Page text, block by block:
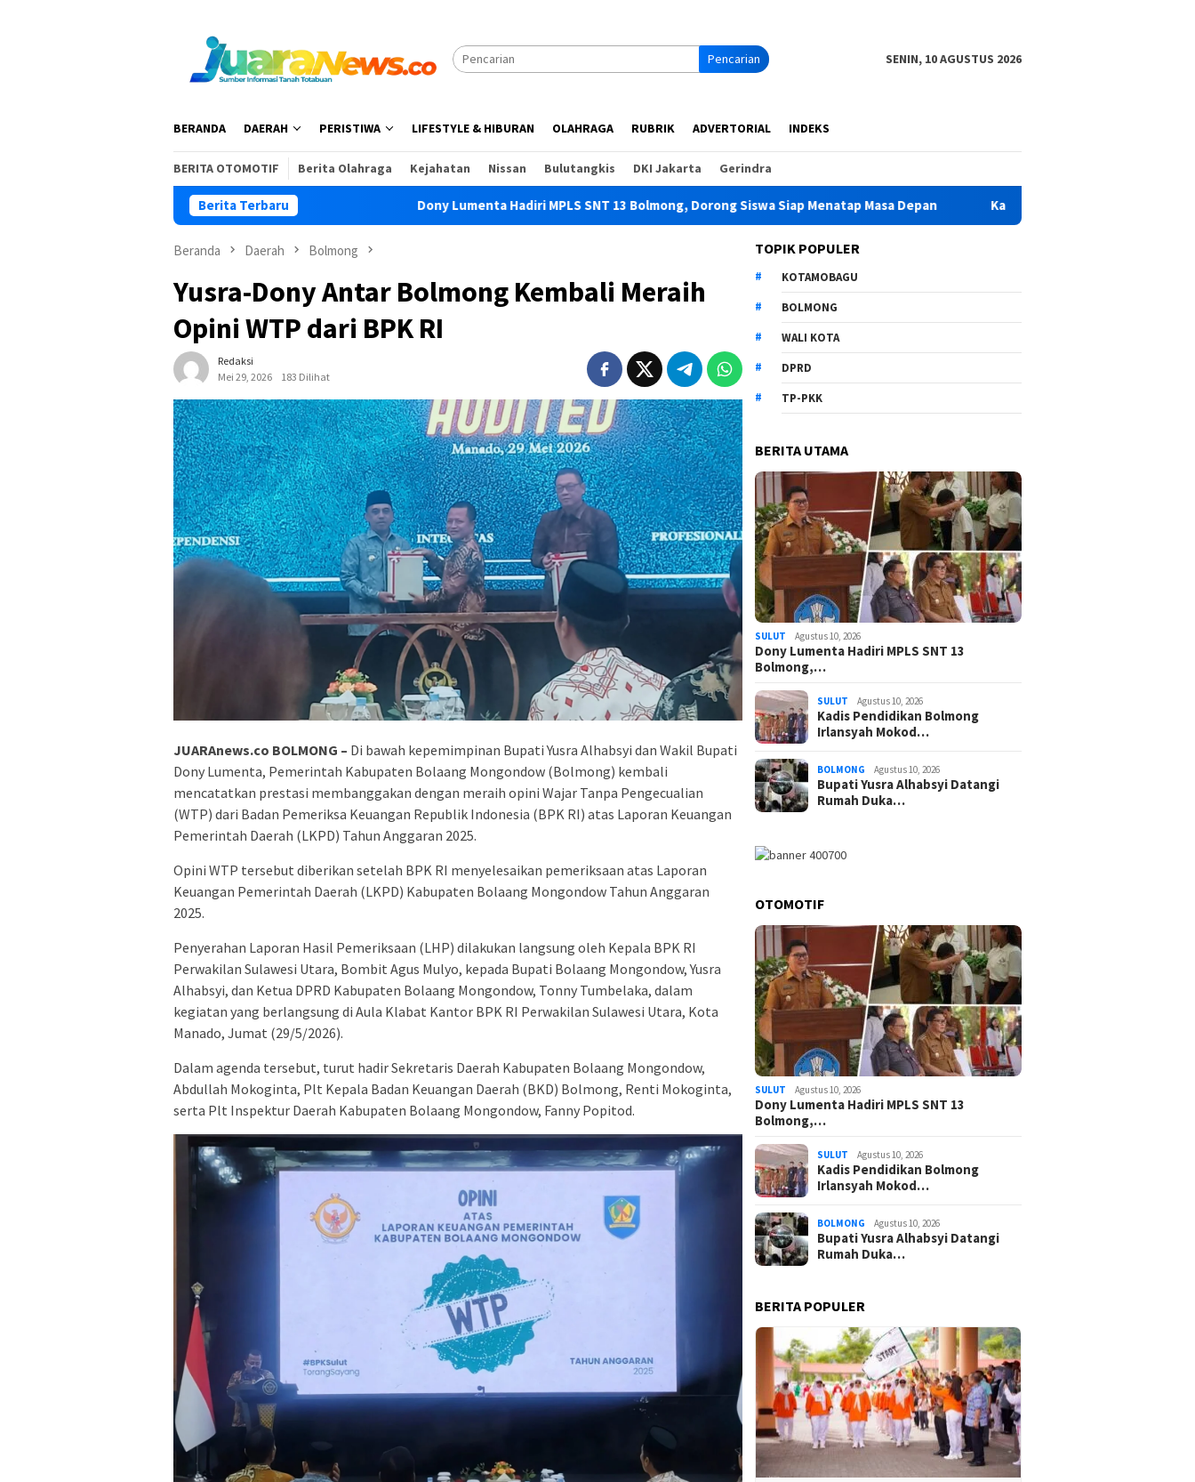
Pencarian SENIN, 10 AGUSTUS 2026
BERANDA DAERAH PERISTIWA LIFESTYLE & HIBURAN OLAHRAGA RUBRIK ADVERTORIAL INDEKS
BERITA OTOMOTIF Berita Olahraga Kejahatan Nissan Bulutangkis DKI Jakarta Gerindra
Berita TerbaruDony Lumenta Hadiri MPLS SNT 13 Bolmong, Dorong Siswa Siap Menatap Masa Depan Kadis Pendidikan Bolmong Irlansyah Mokodompit Hadiri
Beranda Daerah Bolmong
Yusra-Dony Antar Bolmong Kembali Meraih
Opini WTP dari BPK RI
Redaksi
Mei 29, 2026
183 Dilihat
JUARAnews.co BOLMONG – Di bawah kepemimpinan Bupati Yusra Alhabsyi dan Wakil Bupati
Dony Lumenta, Pemerintah Kabupaten Bolaang Mongondow (Bolmong) kembali
mencatatkan prestasi membanggakan dengan meraih opini Wajar Tanpa Pengecualian
(WTP) dari Badan Pemeriksa Keuangan Republik Indonesia (BPK RI) atas Laporan Keuangan
Pemerintah Daerah (LKPD) Tahun Anggaran 2025.
Opini WTP tersebut diberikan setelah BPK RI menyelesaikan pemeriksaan atas Laporan
Keuangan Pemerintah Daerah (LKPD) Kabupaten Bolaang Mongondow Tahun Anggaran
2025.
Penyerahan Laporan Hasil Pemeriksaan (LHP) dilakukan langsung oleh Kepala BPK RI
Perwakilan Sulawesi Utara, Bombit Agus Mulyo, kepada Bupati Bolaang Mongondow,Yusra
Alhabsyi, dan Ketua DPRD Kabupaten Bolaang Mongondow, Tonny Tumbelaka, dalam
kegiatan yang berlangsung di Aula Klabat Kantor BPK RI Perwakilan Sulawesi Utara, Kota
Manado, Jumat (29/5/2026).
Dalam agenda tersebut, turut hadir Sekretaris Daerah Kabupaten Bolaang Mongondow,
Abdullah Mokoginta, Plt Kepala Badan Keuangan Daerah (BKD) Bolmong, Renti Mokoginta,
serta Plt Inspektur Daerah Kabupaten Bolaang Mongondow, Fanny Popitod.
TOPIK POPULER
KOTAMOBAGU
BOLMONG
WALI KOTA
DPRD
TP-PKK
BERITA UTAMA
SULUT Agustus 10, 2026
Dony Lumenta Hadiri MPLS SNT 13
Bolmong,…
SULUT Agustus 10, 2026
Kadis Pendidikan Bolmong
Irlansyah Mokod…
BOLMONG Agustus 10, 2026
Bupati Yusra Alhabsyi Datangi
Rumah Duka…
OTOMOTIF
SULUT Agustus 10, 2026
Dony Lumenta Hadiri MPLS SNT 13
Bolmong,…
SULUT Agustus 10, 2026
Kadis Pendidikan Bolmong
Irlansyah Mokod…
BOLMONG Agustus 10, 2026
Bupati Yusra Alhabsyi Datangi
Rumah Duka…
BERITA POPULER